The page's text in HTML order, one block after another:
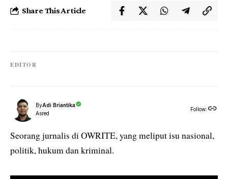
Share This Article
EDITOR
ByAdi Briantika
Asred
Follow:
Seorang jurnalis di OWRITE, yang meliput isu nasional,
politik, hukum dan kriminal.